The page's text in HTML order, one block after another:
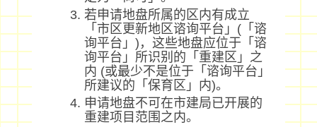
若申请地盘所属的区内有成立
「市区更新地区谘询平台」(「谘
询平台」)，这些地盘应位于「谘
询平台」所识别的「重建区」之
内 (或最少不是位于「谘询平台」
所建议的「保育区」内)。
申请地盘不可在市建局已开展的
重建项目范围之内。